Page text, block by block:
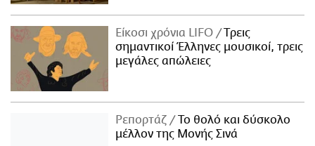
Είκοσι χρόνια LIFO
Tρεις
σημαντικοί Έλληνες μουσικοί, τρεις
μεγάλες απώλειες
Ρεπορτάζ
Το θολό και δύσκολο
μέλλον της Μονής Σινά